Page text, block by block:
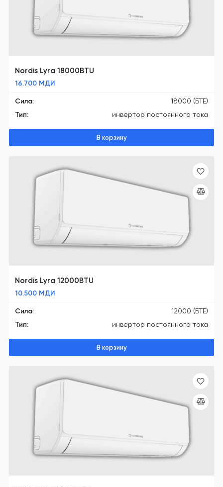
Nordis Lyra 18000BTU
16.700 МДИ
Сила:
18000 (БТЕ)
Тип: инвертор постоянного тока
В корзину
Nordis Lyra 12000BTU
10.500 МДИ
Сила:
12000 (БТЕ)
Тип: инвертор постоянного тока
В корзину